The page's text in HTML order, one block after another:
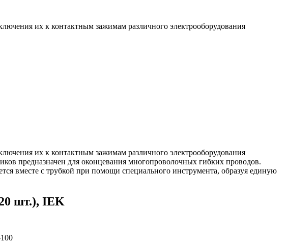
их к контактным зажимам различного электрооборудования
их к контактным зажимам различного электрооборудования
предназначен для оконцевания многопроволочных гибких проводов.
вместе с трубкой при помощи специального инструмента, образуя единую
шт.), IEK